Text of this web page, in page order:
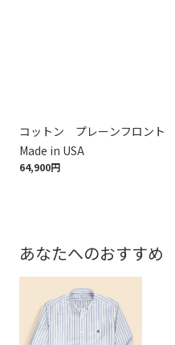
コットン プレーンフロン
Made in USA
64,900円
あなたへのおすすめ